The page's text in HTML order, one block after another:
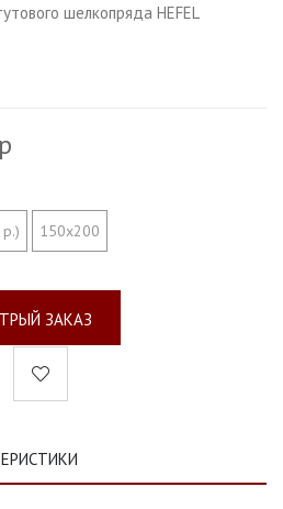
шелкопряда HEFEL
150х200
ЗАКАЗ